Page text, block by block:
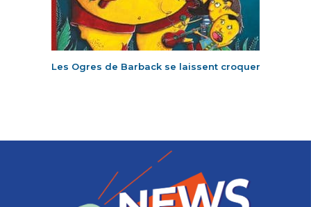
Les Ogres de Barback se laissent croquer